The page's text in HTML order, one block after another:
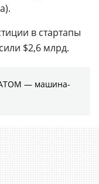
в стартапы
$2,6 млрд.
АТОМ — машина-